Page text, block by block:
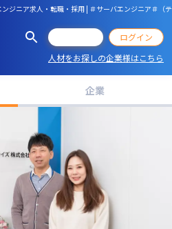
ジニア求人・転職・採用 | ＃サーバエンジニア＃
ログイン
人材をお探しの企業様はこちら
企業